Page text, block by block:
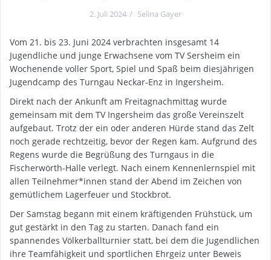
2. Juli 2024 Selina Gayer
Vom 21. bis 23. Juni 2024 verbrachten insgesamt 14
Jugendliche und junge Erwachsene vom TV Sersheim ein
Wochenende voller Sport, Spiel und Spaß beim diesjährigen
Jugendcamp des Turngau Neckar-Enz in Ingersheim.
Direkt nach der Ankunft am Freitagnachmittag wurde
gemeinsam mit dem TV Ingersheim das große Vereinszelt
aufgebaut. Trotz der ein oder anderen Hürde stand das Zelt
noch gerade rechtzeitig, bevor der Regen kam. Aufgrund des
Regens wurde die Begrüßung des Turngaus in die
Fischerwörth-Halle verlegt. Nach einem Kennenlernspiel mit
allen Teilnehmer*innen stand der Abend im Zeichen von
gemütlichem Lagerfeuer und Stockbrot.
Der Samstag begann mit einem kräftigenden Frühstück, um
gut gestärkt in den Tag zu starten. Danach fand ein
spannendes Völkerballturnier statt, bei dem die Jugendlichen
ihre Teamfähigkeit und sportlichen Ehrgeiz unter Beweis